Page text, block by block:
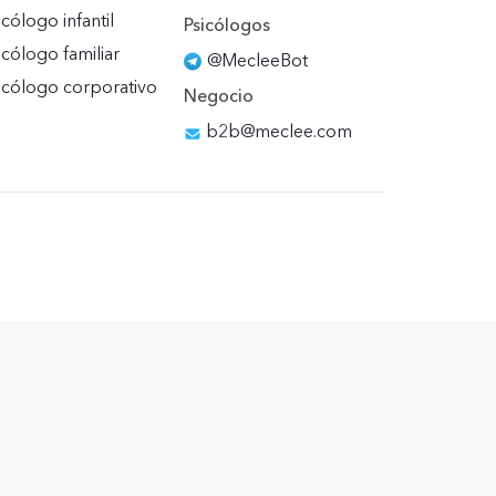
infantil
familiar
corporativo
Psicólogos
@MecleeBot
Negocio
b2b@meclee.com